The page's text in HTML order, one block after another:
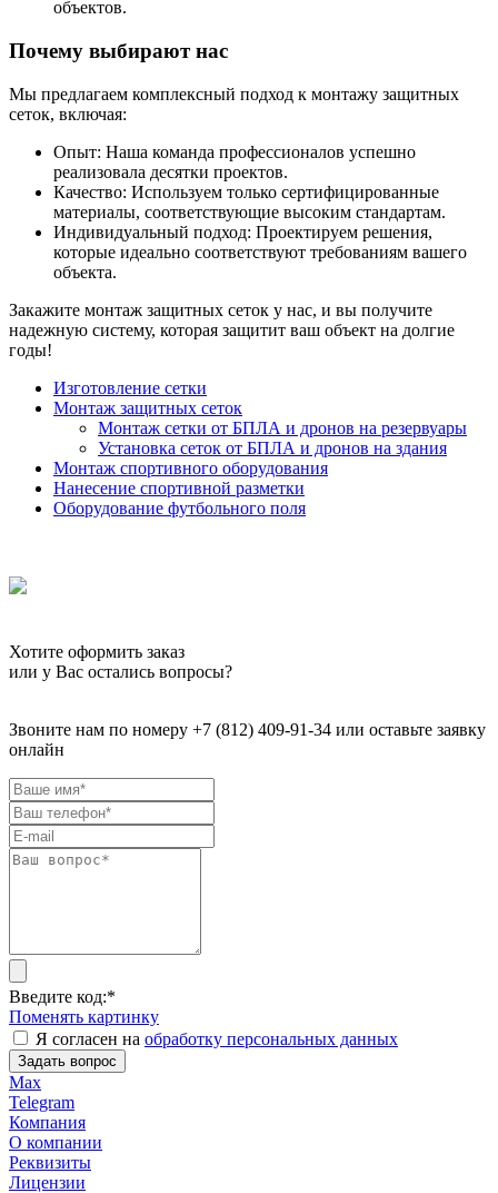
объектов.
Почему выбирают нас
Мы предлагаем комплексный подход к монтажу защитных
сеток, включая:
Опыт: Наша команда профессионалов успешно
реализовала десятки проектов.
Качество: Используем только сертифицированные
материалы, соответствующие высоким стандартам.
Индивидуальный подход: Проектируем решения,
которые идеально соответствуют требованиям вашего
объекта.
Закажите монтаж защитных сеток у нас, и вы получите
надежную систему, которая защитит ваш объект на долгие
годы!
Изготовление сетки
Монтаж защитных сеток
Монтаж сетки от БПЛА и дронов на резервуары
Установка сеток от БПЛА и дронов на здания
Монтаж спортивного оборудования
Нанесение спортивной разметки
Оборудование футбольного поля
Хотите оформить заказ
или у Вас остались вопросы?
Звоните нам по номеру +7 (812) 409-91-34 или оставьте заявку
онлайн
Введите код:*
Поменять картинку
Я согласен на обработку персональных данных
Задать вопрос
Max
Telegram
Компания
О компании
Реквизиты
Лицензии